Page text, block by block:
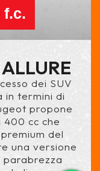
f.c.
dei SUV
in termini di
propone
cc che
del
una versione
parabrezza